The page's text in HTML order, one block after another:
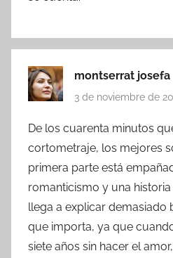
montserrat
3 de noviembre de
De los cuarenta minutos
cortometraje, los mejores
primera parte está
romanticismo y una
llega a explicar demasiado
que importa, ya que
siete años sin hacer el